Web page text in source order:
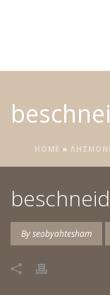
HOME »
Byseobyahtesham